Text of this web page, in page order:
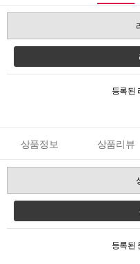
등록된
상품정보 상품리뷰
등록된